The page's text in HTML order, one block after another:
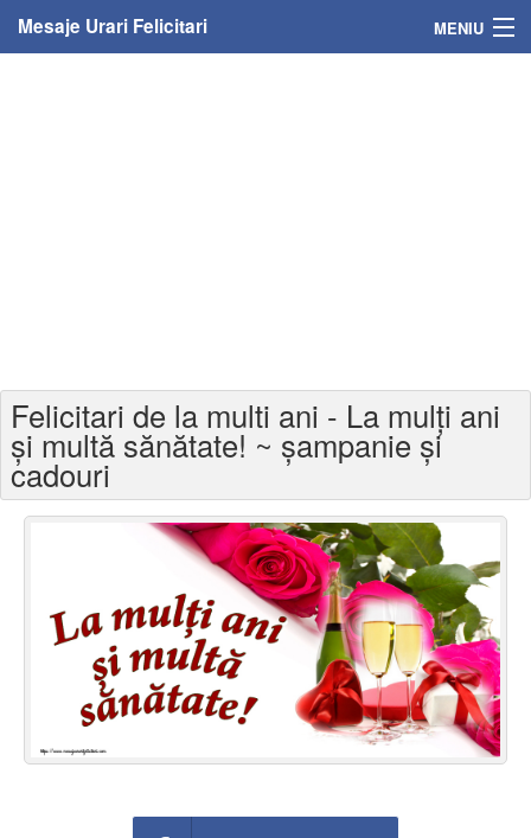
Mesaje Urari Felicitari MENIU
Felicitari varsta
Felicitari zilele anului
Felicitari zile saptamana
Felicitari muzicale personalizate
Felicitari animate
Invitatii personalizate
Felicitari de la multi ani - La mulți ani
și multă sănătate! ~ șampanie și
cadouri